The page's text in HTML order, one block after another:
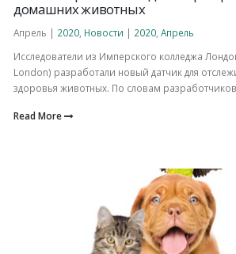
домашних животных
Апрель | 2020 Новости | 2020 Апрель
Исследователи из Имперского колледжа
London) разработали новый датчик для
здоровья животных. По словам
Read More